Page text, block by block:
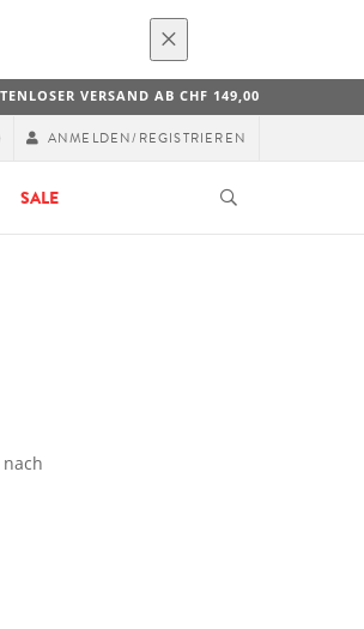
VERSAND AB CHF 149,00
ANMELDEN/REGISTRIEREN
SALE